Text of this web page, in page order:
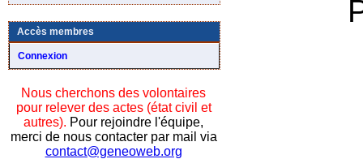
Accès membres
Connexion
Nous cherchons des volontaires
pour relever des actes (état civil et
autres). Pour rejoindre l'équipe,
merci de nous contacter par mail via
contact@geneoweb.org